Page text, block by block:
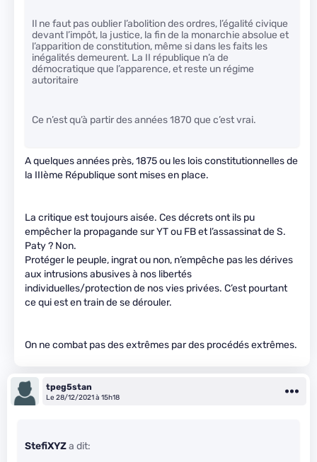
Il ne faut pas oublier l’abolition des ordres, l’égalité civique
devant l’impôt, la justice, la fin de la monarchie absolue et
l’apparition de constitution, même si dans les faits les
inégalités demeurent. La II république n’a de
démocratique que l’apparence, et reste un régime
autoritaire
Ce n’est qu’à partir des années 1870 que c’est vrai.
A quelques années près, 1875 ou les lois constitutionnelles de
la IIIème République sont mises en place.
La critique est toujours aisée. Ces décrets ont ils pu
empêcher la propagande sur YT ou FB et l’assassinat de S.
Paty ? Non.
Protéger le peuple, ingrat ou non, n’empêche pas les dérives
aux intrusions abusives à nos libertés
individuelles/protection de nos vies privées. C’est pourtant
ce qui est en train de se dérouler.
On ne combat pas des extrêmes par des procédés extrêmes.
tpeg5stan
Le 28/12/2021 à 15h18
StefiXYZa dit: